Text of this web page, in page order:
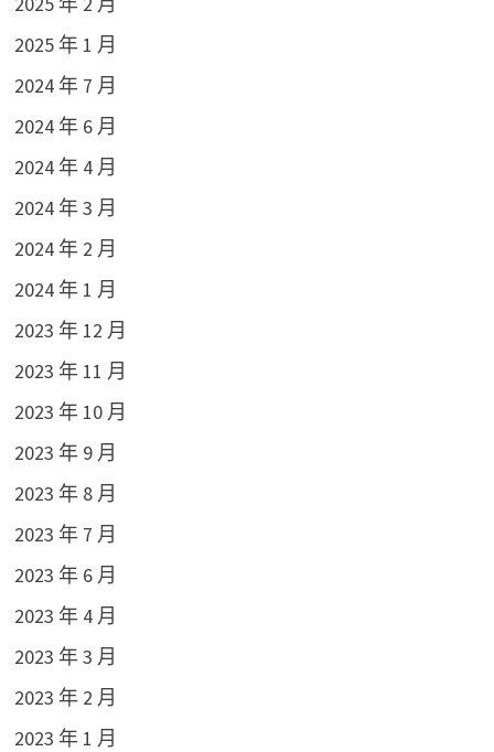
2025 年 1 月
2024 年 7 月
2024 年 6 月
2024 年 4 月
2024 年 3 月
2024 年 2 月
2024 年 1 月
2023 年 12 月
2023 年 11 月
2023 年 10 月
2023 年 9 月
2023 年 8 月
2023 年 7 月
2023 年 6 月
2023 年 4 月
2023 年 3 月
2023 年 2 月
2023 年 1 月